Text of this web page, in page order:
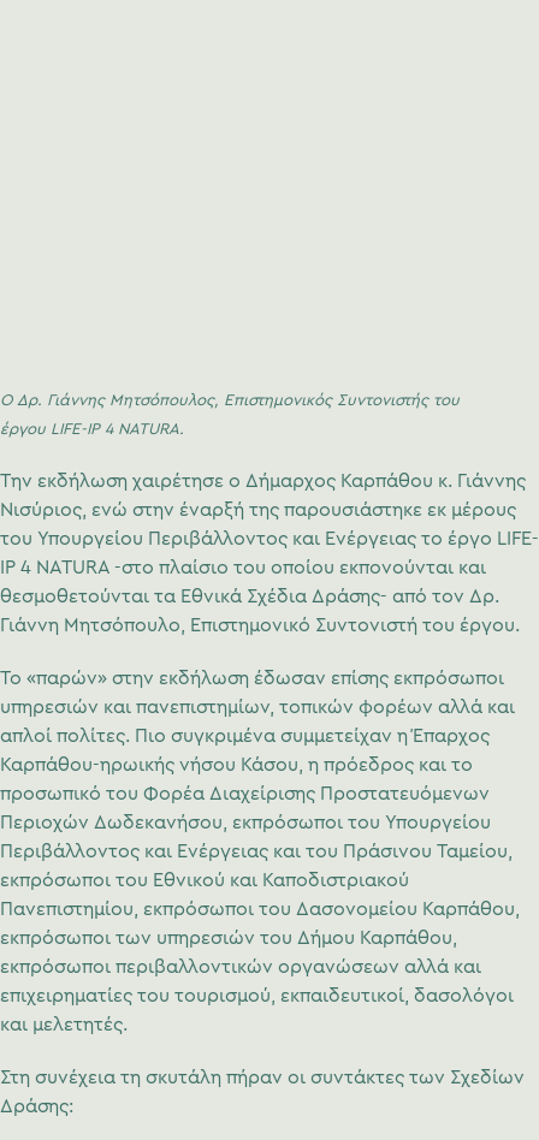
Ο Δρ. Γιάννης Μητσόπουλος, Επιστημονικός Συντονιστής του
έργου LIFE-IP 4 NATURA.
Την εκδήλωση χαιρέτησε ο Δήμαρχος Καρπάθου κ. Γιάννης
Νισύριος, ενώ στην έναρξή της παρουσιάστηκε εκ μέρους
του Υπουργείου Περιβάλλοντος και Ενέργειας το έργο LIFE-
IP 4 NATURA -στο πλαίσιο του οποίου εκπονούνται και
θεσμοθετούνται τα Εθνικά Σχέδια Δράσης- από τον Δρ.
Γιάννη Μητσόπουλο, Επιστημονικό Συντονιστή του έργου.
Το «παρών» στην εκδήλωση έδωσαν επίσης εκπρόσωποι
υπηρεσιών και πανεπιστημίων, τοπικών φορέων αλλά και
απλοί πολίτες. Πιο συγκριμένα συμμετείχαν η Έπαρχος
Καρπάθου-ηρωικής νήσου Κάσου, η πρόεδρος και το
προσωπικό του Φορέα Διαχείρισης Προστατευόμενων
Περιοχών Δωδεκανήσου, εκπρόσωποι του Υπουργείου
Περιβάλλοντος και Ενέργειας και του Πράσινου Ταμείου,
εκπρόσωποι του Εθνικού και Καποδιστριακού
Πανεπιστημίου, εκπρόσωποι του Δασονομείου Καρπάθου,
εκπρόσωποι των υπηρεσιών του Δήμου Καρπάθου,
εκπρόσωποι περιβαλλοντικών οργανώσεων αλλά και
επιχειρηματίες του τουρισμού, εκπαιδευτικοί, δασολόγοι
και μελετητές.
Στη συνέχεια τη σκυτάλη πήραν οι συντάκτες των Σχεδίων
Δράσης: